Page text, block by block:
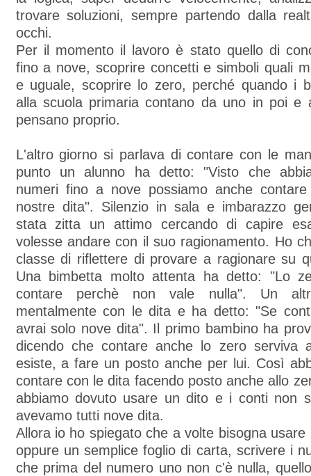
trovare soluzioni, sempre partendo dalla
occhi.
Per il momento il lavoro è stato quello di
fino a nove, scoprire concetti e simboli quali
e uguale, scoprire lo zero, perché quando i
alla scuola primaria contano da uno in poi e
pensano proprio.
L'altro giorno si parlava di contare con le
punto un alunno ha detto: "Visto che
numeri fino a nove possiamo anche
nostre dita". Silenzio in sala e imbarazzo
stata zitta un attimo cercando di capire
volesse andare con il suo ragionamento. Ho
classe di riflettere di provare a ragionare su
Una bimbetta molto attenta ha detto: "Lo
contare perchè non vale nulla". Un
mentalmente con le dita e ha detto: "Se
avrai solo nove dita". Il primo bambino ha
dicendo che contare anche lo zero serviva
esiste, a fare un posto anche per lui. Così
contare con le dita facendo posto anche allo
abbiamo dovuto usare un dito e i conti non
avevamo tutti nove dita.
Allora io ho spiegato che a volte bisogna usare
oppure un semplice foglio di carta, scrivere i
che prima del numero uno non c'è nulla,